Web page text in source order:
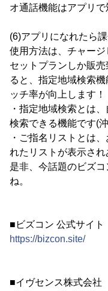
オ通話機能はアプリで
(6)アプリになれたら
使用方法は、チャー
セットプランしか販
ると、指定地域検索
ッチ率が向上します！
・指定地域検索とは
検索できる機能です(
・ご指名リストとは
れたリストが表示され
是非、今話題のビズ
ね。
■ビズコン 公式サイト
https://bizcon.site/
■イヴセンス株式会